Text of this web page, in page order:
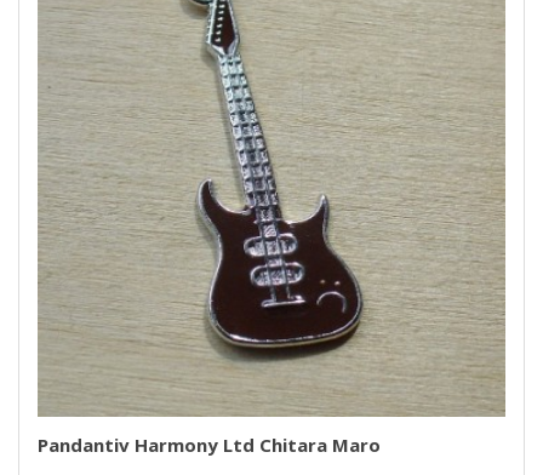
Pandantiv Harmony Ltd Chitara Maro